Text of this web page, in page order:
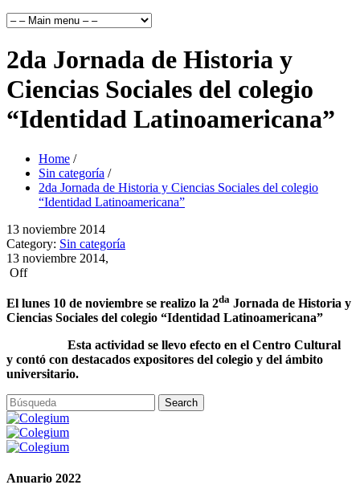
2da Jornada de Historia y
Ciencias Sociales del colegio
“Identidad Latinoamericana”
Home /
Sin categoría /
2da Jornada de Historia y Ciencias Sociales del colegio
“Identidad Latinoamericana”
13 noviembre 2014
Category: Sin categoría
13 noviembre 2014,
Off
El lunes 10 de noviembre se realizo la 2da Jornada de Historia y
Ciencias Sociales del colegio “Identidad Latinoamericana”
Esta actividad se llevo efecto en el Centro Cultural
y contó con destacados expositores del colegio y del ámbito
universitario.
Anuario 2022